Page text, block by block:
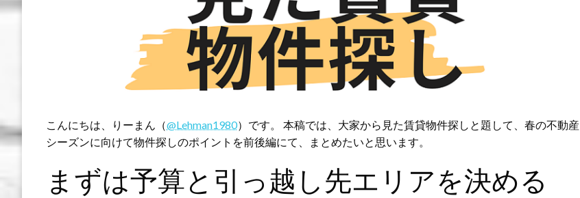
こんにちは、りーまん（@Lehman1980）です。 本稿では、大家から見た賃貸物件探しと題して、春の不動産
シーズンに向けて物件探しのポイントを前後編にて、まとめたいと思います。
まずは予算と引っ越し先エリアを決める